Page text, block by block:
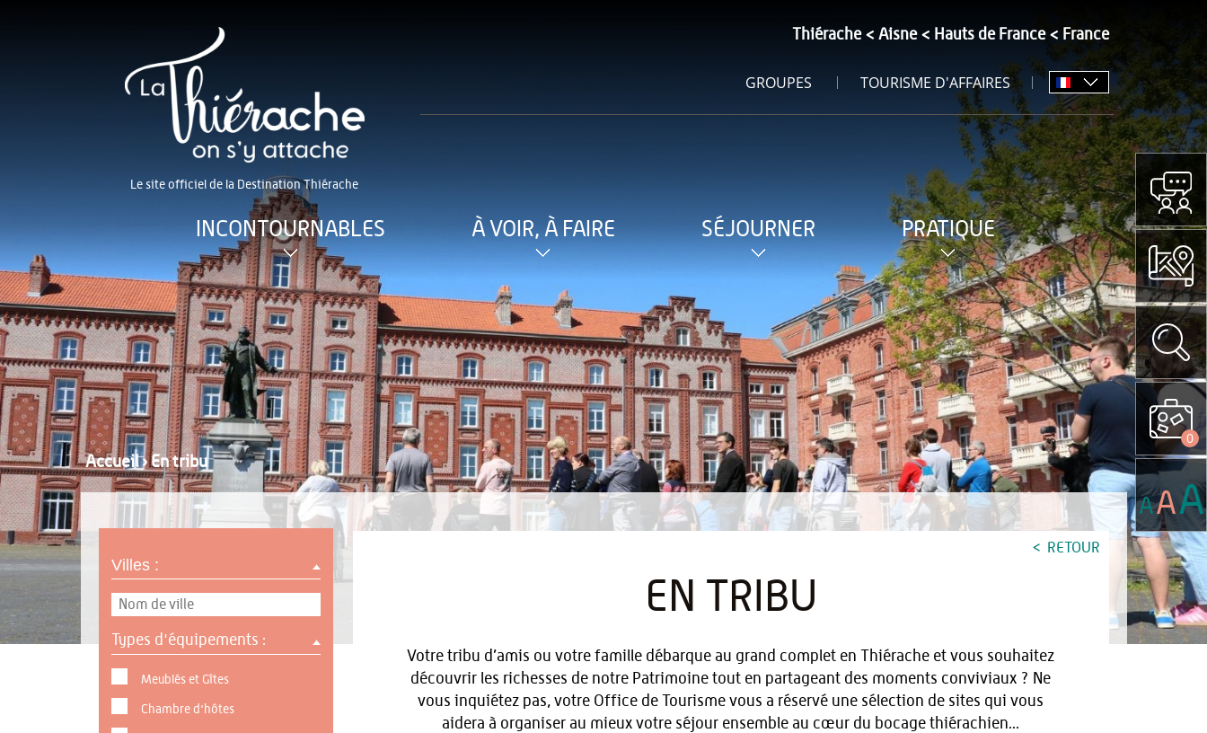
Le site officiel de la Destination Thiérache
Thiérache Aisne Hauts de France France
GROUPES TOURISME D'AFFAIRES
INCONTOURNABLES À VOIR, À FAIRE SÉJOURNER PRATIQUE
Accueil›En tribu
Villes :
Types d'équipements :
Meublés et Gîtes
Chambre d'hôtes
RETOUR
EN TRIBU
Votre tribu d’amis ou votre famille débarque au grand complet en Thiérache et vous souhaitez
découvrir les richesses de notre Patrimoine tout en partageant des moments conviviaux ? Ne
vous inquiétez pas, votre Office de Tourisme vous a réservé une sélection de sites qui vous
aidera à organiser au mieux votre séjour ensemble au cœur du bocage thiérachien...
0
AAA